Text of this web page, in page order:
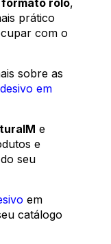
prático
com o
sobre as
em
e
e
seu
em
catálogo